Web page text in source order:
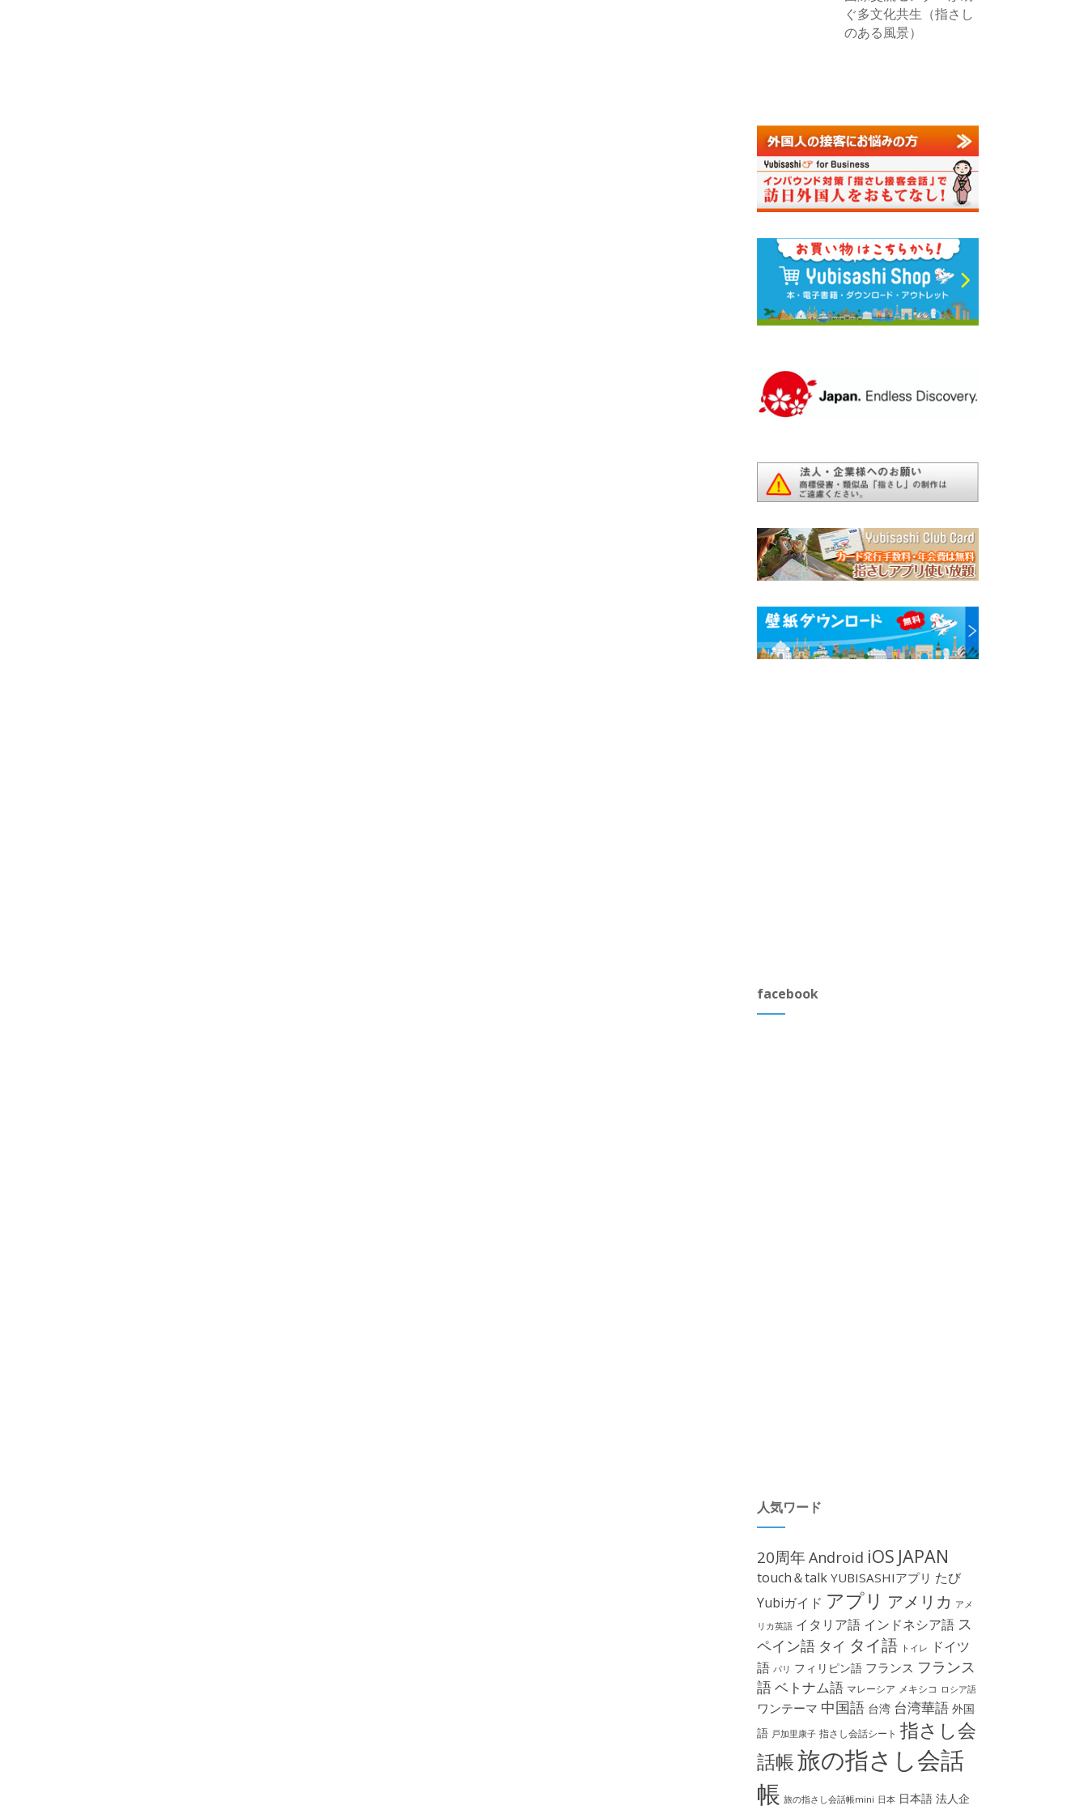
ぐ多文化共生（指さし
のある風景）
facebook
人気ワード
20周年Android iOS JAPAN
touch＆talk YUBISASHIアプリ たび
Yubiガイド アプリ アメリカ アメ
リカ英語 イタリア語 インドネシア語 ス
ペイン語 タイ タイ語 トイレ
ドイツ
語 パリ フィリピン語 フランス フランス
語ベトナム語 マレーシア メキシコ ロシア語
ワンテーマ 中国語 台湾 台湾華語 外国
語 戸加里康子 指さし会話シート 指さし会
話帳旅の指さし会話
帳 旅の指さし会話帳mini 日本 日本語 法人企